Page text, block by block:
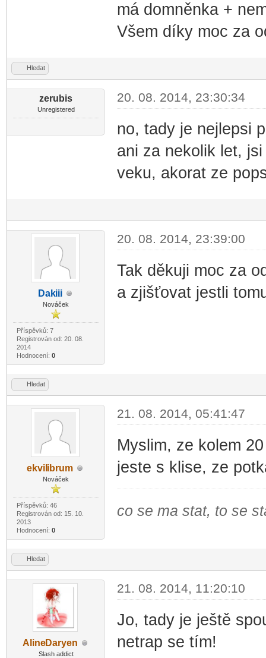
má domněnka +
Všem díky moc za
Hledat
zerubis
Unregistered
20. 08. 2014, 23:30:34
no, tady je nejlepsi
ani za nekolik let,
veku, akorat ze
Dakiii
Nováček
Příspěvků: 7
Registrován od: 20. 08.
2014
Hodnocení: 0
20. 08. 2014, 23:39:00
Tak děkuji moc za
a zjišťovat jestli
Hledat
ekvilibrum
Nováček
Příspěvků: 46
Registrován od: 15. 10.
2013
Hodnocení: 0
21. 08. 2014, 05:41:47
Myslim, ze kolem
jeste s klise, ze
co se ma stat, to se
Hledat
AlineDaryen
Slash addict
21. 08. 2014, 11:20:10
Jo, tady je ještě
netrap se tím!